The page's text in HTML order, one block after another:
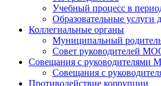
Учебный процесс в
Образовательные услуги
Коллегиальные органы
Муниципальный
Совет руководителей
Совещания с руководителями
Совещания с
Противодействие коррупции